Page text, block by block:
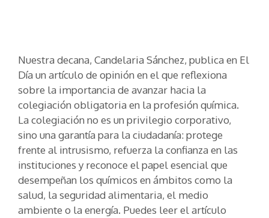
Nuestra decana, Candelaria Sánchez, publica en El
Día un artículo de opinión en el que reflexiona
sobre la importancia de avanzar hacia la
colegiación obligatoria en la profesión química.
La colegiación no es un privilegio corporativo,
sino una garantía para la ciudadanía: protege
frente al intrusismo, refuerza la confianza en las
instituciones y reconoce el papel esencial que
desempeñan los químicos en ámbitos como la
salud, la seguridad alimentaria, el medio
ambiente o la energía. Puedes leer el artículo